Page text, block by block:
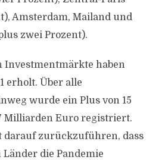
Amsterdam, Mailand und
zwei Prozent).
Investmentmärkte haben
erholt. Über alle
wurde ein Plus von 15
Milliarden Euro registriert.
darauf zurückzuführen, dass
die Pandemie